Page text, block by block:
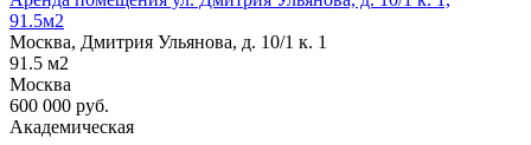
91.5м2
Москва, Дмитрия Ульянова, д. 10/1 к. 1
91.5 м2
Москва
600 000 руб.
Академическая